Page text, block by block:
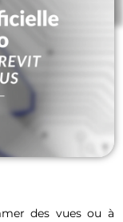
des vues ou à